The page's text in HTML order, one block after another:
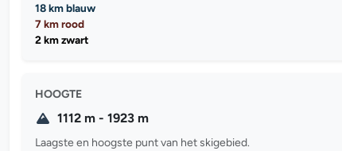
18 km blauw
7 km rood
2 km zwart
HOOGTE
1112 m - 1923 m
Laagste en hoogste punt van het skigebied.